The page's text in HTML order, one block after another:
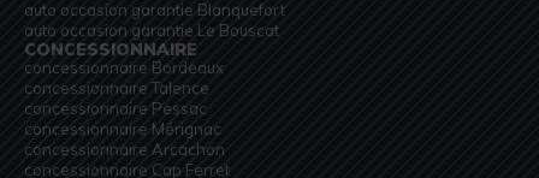
auto occasion garantie Blanquefort
auto occasion garantie Le Bouscat
CONCESSIONNAIRE
concessionnaire Bordeaux
concessionnaire Talence
concessionnaire Pessac
concessionnaire Mérignac
concessionnaire Arcachon
concessionnaire Cap Ferret